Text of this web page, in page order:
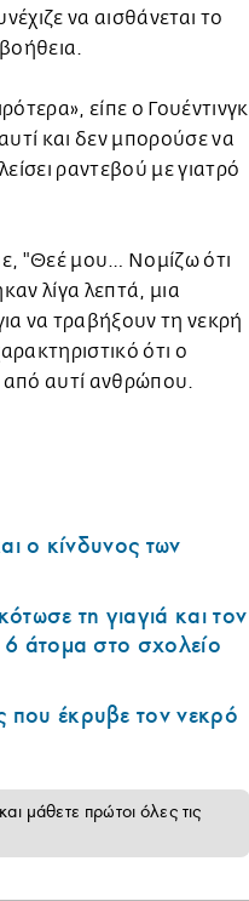
να αισθάνεται το
είπε ο Γουέντινγκ
και δεν μπορούσε να
ραντεβού με γιατρό
"Θεέ μου… Νομίζω ότι
λίγα λεπτά, μια
να τραβήξουν τη νεκρή
ότι ο
από αυτί ανθρώπου.
ο κίνδυνος των
τη γιαγιά και τον
άτομα στο σχολείο
έκρυβε τον νεκρό
και μάθετε πρώτοι όλες τις